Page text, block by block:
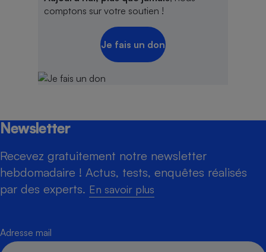
comptons sur votre soutien !
Je fais un don
Newsletter
Recevez gratuitement notre newsletter
hebdomadaire ! Actus, tests, enquêtes réalisés
par des experts. En savoir plus
Adresse mail